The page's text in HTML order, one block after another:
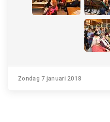
Zondag 7 januari 2018